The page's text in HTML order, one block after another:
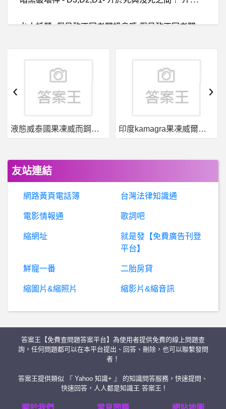
女
人話題- 假日敢不回老闆訊息嗎 假日敢不回老闆訊息嗎
房
屋交易- 竹北興富發水公園vs巨人 竹北興富發水公園vs巨人
金融業- 國泰ARM Program/永豐MVP Offer選擇
泰山- 檸檬口味的雞排
女
人話題- 端午準備好肉粽算是好媳婦的代表嗎 端午準備好肉粽算是好媳婦的代表嗎
女人話題- 吳芳語的臉算正妹嗎 吳芳語的臉算正妹嗎
希
洽- 咒術迴戰第九回，是不是少了什麼? 咒術迴戰第九回，是不是少了什麼?
朔爾茨回應德國對烏軍援「太慢」：別拿美國來比較
液態威泰國果凍威而鋼哪裡買 印度kamagra果凍威爾剛用於治療男性勃起功能障礙
‹ ›
友站連結
網路黃頁電話簿 台灣法律知識通
電影情報通 歌詞吧
縮網址
就是發【免費廣告刊登
平台】
鮮寵一番 二胎房貸
縮圖片&縮照片 縮影片&縮音訊
答案王【免費查問題答案平台】為使用者提供免費的線上問題查
詢，任何問題都可以在本平台提出、回答、刪除，也可以聯繫發問
者！
答案王提供類似 『 Yahoo 知識+ 』 的知識問答服務，快速提問、
快速回答，人人都是知識王 答案王 !